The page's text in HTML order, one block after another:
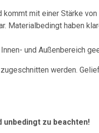
kommt mit einer Stärke von
Materialbedingt haben
und Außenbereich
werden.
unbedingt zu beachten!